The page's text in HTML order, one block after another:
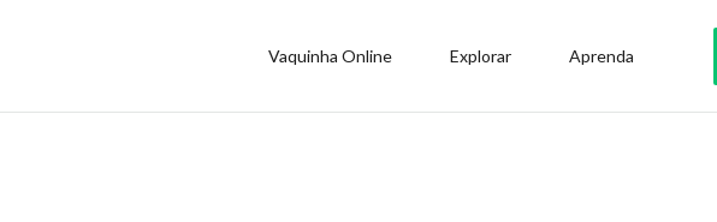
Vaquinha Online Explorar Aprenda